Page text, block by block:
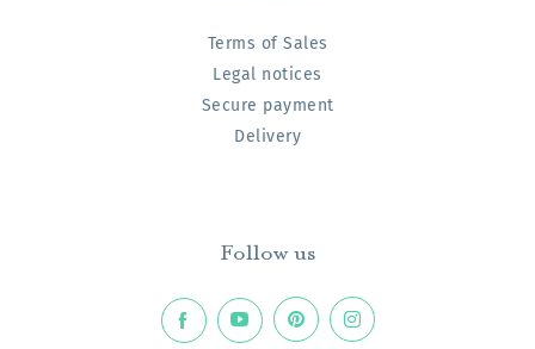
Terms of Sales
Legal notices
Secure payment
Delivery
Follow us